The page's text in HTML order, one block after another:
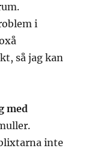
i
så jag kan
med
inte